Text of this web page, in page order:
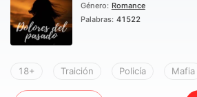
Género: Romance
Palabras: 41522
18+ Traición Policía Mafia